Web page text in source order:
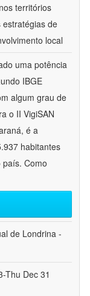
territórios
de
local
uma potência
IBGE
algum grau de
o II VigiSAN
é a
habitantes
país. Como
de Londrina -
Thu Dec 31